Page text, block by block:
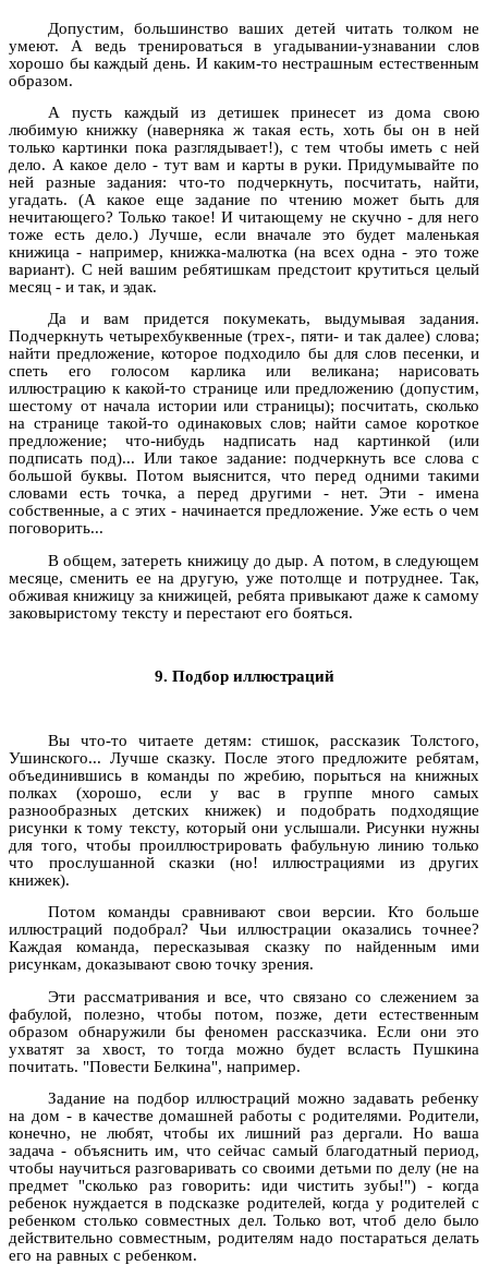
Допустим, большинство ваших детей читать толком не
умеют. А ведь тренироваться в угадывании-узнавании слов
хорошо бы каждый день. И каким-то нестрашным естественным
образом.
А пусть каждый из детишек принесет из дома свою
любимую книжку (наверняка ж такая есть, хоть бы он в ней
только картинки пока разглядывает!), с тем чтобы иметь с ней
дело. А какое дело - тут вам и карты в руки. Придумывайте по
ней разные задания: что-то подчеркнуть, посчитать, найти,
угадать. (А какое еще задание по чтению может быть для
нечитающего? Только такое! И читающему не скучно - для него
тоже есть дело.) Лучше, если вначале это будет маленькая
книжица - например, книжка-малютка (на всех одна - это тоже
вариант). С ней вашим ребятишкам предстоит крутиться целый
месяц - и так, и эдак.
Да и вам придется покумекать, выдумывая задания.
Подчеркнуть четырехбуквенные (трех-, пяти- и так далее) слова;
найти предложение, которое подходило бы для слов песенки, и
спеть его голосом карлика или великана; нарисовать
иллюстрацию к какой-то странице или предложению (допустим,
шестому от начала истории или страницы); посчитать, сколько
на странице такой-то одинаковых слов; найти самое короткое
предложение; что-нибудь надписать над картинкой (или
подписать под)... Или такое задание: подчеркнуть все слова с
большой буквы. Потом выяснится, что перед одними такими
словами есть точка, а перед другими - нет. Эти - имена
собственные, а с этих - начинается предложение. Уже есть о чем
поговорить...
В общем, затереть книжицу до дыр. А потом, в следующем
месяце, сменить ее на другую, уже потолще и потруднее. Так,
обживая книжицу за книжицей, ребята привыкают даже к самому
заковыристому тексту и перестают его бояться.
9. Подбор иллюстраций
Вы что-то читаете детям: стишок, рассказик Толстого,
Ушинского... Лучше сказку. После этого предложите ребятам,
объединившись в команды по жребию, порыться на книжных
полках (хорошо, если у вас в группе много самых
разнообразных детских книжек) и подобрать подходящие
рисунки к тому тексту, который они услышали. Рисунки нужны
для того, чтобы проиллюстрировать фабульную линию только
что прослушанной сказки (но! иллюстрациями из других
книжек).
Потом команды сравнивают свои версии. Кто больше
иллюстраций подобрал? Чьи иллюстрации оказались точнее?
Каждая команда, пересказывая сказку по найденным ими
рисункам, доказывают свою точку зрения.
Эти рассматривания и все, что связано со слежением за
фабулой, полезно, чтобы потом, позже, дети естественным
образом обнаружили бы феномен рассказчика. Если они это
ухватят за хвост, то тогда можно будет всласть Пушкина
почитать. "Повести Белкина", например.
Задание на подбор иллюстраций можно задавать ребенку
на дом - в качестве домашней работы с родителями. Родители,
конечно, не любят, чтобы их лишний раз дергали. Но ваша
задача - объяснить им, что сейчас самый благодатный период,
чтобы научиться разговаривать со своими детьми по делу (не на
предмет "сколько раз говорить: иди чистить зубы!") - когда
ребенок нуждается в подсказке родителей, когда у родителей с
ребенком столько совместных дел. Только вот, чтоб дело было
действительно совместным, родителям надо постараться делать
его на равных с ребенком.